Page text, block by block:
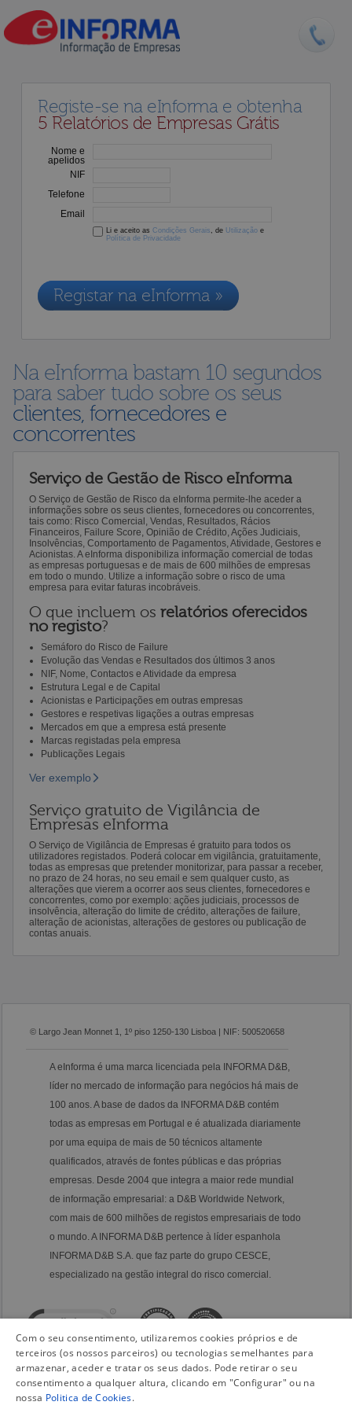
Registe-se na eInforma e obtenha
5 Relatórios de Empresas Grátis
Nome e
apelidos
NIF
Telefone
Email
Li e aceito as Condições Gerais , de Utilização e
Política de Privacidade
Registar na eInforma »
Na eInforma bastam 10 segundos
para saber tudo sobre os seus
clientes, fornecedores e
concorrentes
Serviço de Gestão de Risco eInforma
O Serviço de Gestão de Risco da eInforma permite-lhe aceder a
informações sobre os seus clientes, fornecedores ou concorrentes,
tais como: Risco Comercial, Vendas, Resultados, Rácios
Financeiros, Failure Score, Opinião de Crédito, Ações Judiciais,
Insolvências, Comportamento de Pagamentos, Atividade, Gestores e
Acionistas. A eInforma disponibiliza informação comercial de todas
as empresas portuguesas e de mais de 600 milhões de empresas
em todo o mundo. Utilize a informação sobre o risco de uma
empresa para evitar faturas incobráveis.
O que incluem os relatórios oferecidos
no registo?
Semáforo do Risco de Failure
Evolução das Vendas e Resultados dos últimos 3 anos
NIF, Nome, Contactos e Atividade da empresa
Estrutura Legal e de Capital
Acionistas e Participações em outras empresas
Gestores e respetivas ligações a outras empresas
Mercados em que a empresa está presente
Marcas registadas pela empresa
Publicações Legais
Ver exemplo
Serviço gratuito de Vigilância de
Empresas eInforma
O Serviço de Vigilância de Empresas é gratuito para todos os
utilizadores registados. Poderá colocar em vigilância, gratuitamente,
todas as empresas que pretender monitorizar, para passar a receber,
no prazo de 24 horas, no seu email e sem qualquer custo, as
alterações que vierem a ocorrer aos seus clientes, fornecedores e
concorrentes, como por exemplo: ações judiciais, processos de
insolvência, alteração do limite de crédito, alterações de failure,
alteração de acionistas, alterações de gestores ou publicação de
contas anuais.
© Largo Jean Monnet 1, 1º piso 1250-130 Lisboa | NIF: 500520658
A eInforma é uma marca licenciada pela INFORMA D&B,
líder no mercado de informação para negócios há mais de
100 anos. A base de dados da INFORMA D&B contém
todas as empresas em Portugal e é atualizada diariamente
por uma equipa de mais de 50 técnicos altamente
qualificados, através de fontes públicas e das próprias
empresas. Desde 2004 que integra a maior rede mundial
de informação empresarial: a D&B Worldwide Network,
com mais de 600 milhões de registos empresariais de todo
o mundo. A INFORMA D&B pertence à líder espanhola
INFORMA D&B S.A. que faz parte do grupo CESCE,
especializado na gestão integral do risco comercial.
Com o seu consentimento, utilizaremos cookies próprios e de
terceiros (os nossos parceiros) ou tecnologias semelhantes para
armazenar, aceder e tratar os seus dados. Pode retirar o seu
consentimento a qualquer altura, clicando em "Configurar" ou na
nossa Politica de Cookies.